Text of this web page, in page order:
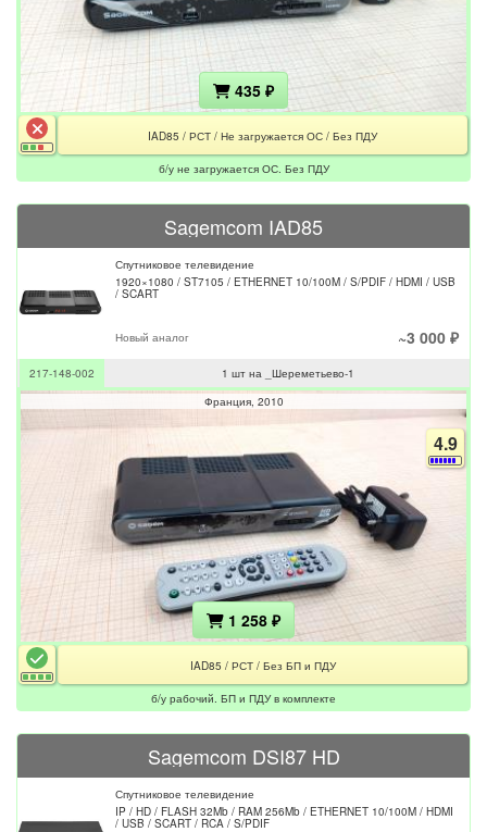
435 ₽
IAD85 / РСТ / Не загружается ОС / Без ПДУ
б/у не загружается ОС. Без ПДУ
Sagemcom IAD85
Спутниковое телевидение
1920×1080 / ST7105 / ETHERNET 10/100M / S/PDIF / HDMI / USB
/ SCART
Новый аналог ~3 000 ₽
217-148-002
1 шт на _Шереметьево-1
Франция 2010
4.9
1 258 ₽
IAD85 / РСТ / Без БП и ПДУ
б/у рабочий. БП и ПДУ в комплекте
Sagemcom DSI87 HD
Спутниковое телевидение
IP / HD / FLASH 32Mb / RAM 256Mb / ETHERNET 10/100M / HDMI
/ USB / SCART / RCA / S/PDIF